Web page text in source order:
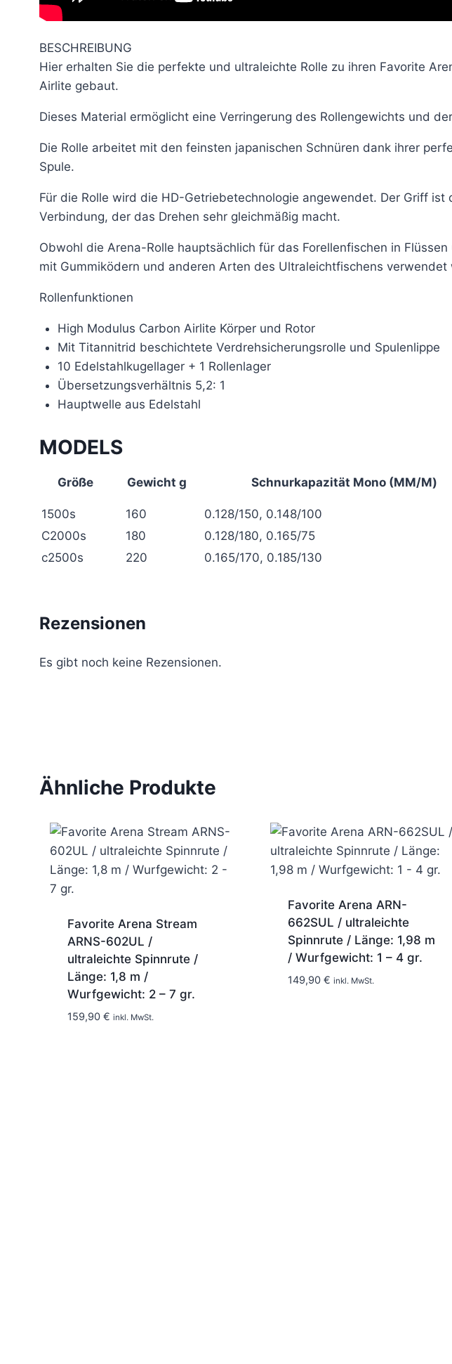
BESCHREIBUNG
Hier erhalten Sie die perfekte und ultraleichte Rolle zu ihren Favorite
Airlite gebaut.
Dieses Material ermöglicht eine Verringerung des Rollengewichts und
Die Rolle arbeitet mit den feinsten japanischen Schnüren dank ihrer
Spule.
Für die Rolle wird die HD-Getriebetechnologie angewendet. Der Griff
Verbindung, der das Drehen sehr gleichmäßig macht.
Obwohl die Arena-Rolle hauptsächlich für das Forellenfischen in
mit Gummiködern und anderen Arten des Ultraleichtfischens verwendet
Rollenfunktionen
High Modulus Carbon Airlite Körper und Rotor
Mit Titannitrid beschichtete Verdrehsicherungsrolle und Spulenlippe
10 Edelstahlkugellager + 1 Rollenlager
Übersetzungsverhältnis 5,2: 1
Hauptwelle aus Edelstahl
MODELS
Größe Gewicht g Schnurkapazität Mono (MM/М)
1500s
160 0.128/150, 0.148/100
С2000s
180 0.128/180, 0.165/75
c2500s
220 0.165/170, 0.185/130
Rezensionen
Es gibt noch keine Rezensionen.
Ähnliche Produkte
Favorite Arena Stream
ARNS-602UL /
ultraleichte Spinnrute /
Länge: 1,8 m /
Wurfgewicht: 2 – 7 gr.
159,90 € inkl. MwSt.
Favorite Arena ARN-
662SUL / ultraleichte
Spinnrute / Länge: 1,98 m
/ Wurfgewicht: 1 – 4 gr.
149,90 € inkl. MwSt.